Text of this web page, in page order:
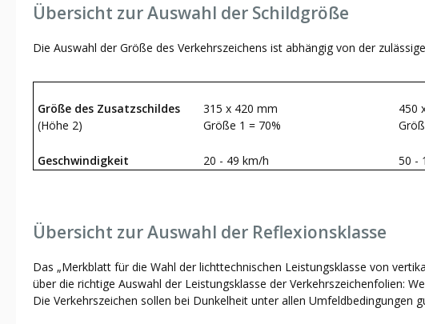
Übersicht zur Auswahl der Schildgröße
Die Auswahl der Größe des Verkehrszeichens ist abhängig von der
Größe des Zusatzschildes
(Höhe 2)
315 x 420 mm
Größe 1 = 70%
450
Geschwindigkeit 20 - 49 km/h 50 -
Übersicht zur Auswahl der Reflexionsklasse
Das „Merkblatt für die Wahl der lichttechnischen Leistungsklasse von
über die richtige Auswahl der Leistungsklasse der Verkehrszeichenfolien:
Die Verkehrszeichen sollen bei Dunkelheit unter allen Umfeldbedingungen